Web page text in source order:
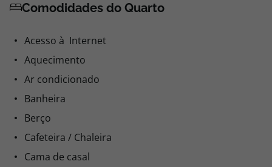
Comodidades do Quarto
Acesso à Internet
Aquecimento
Ar condicionado
Banheira
Berço
Cafeteira / Chaleira
Cama de casal